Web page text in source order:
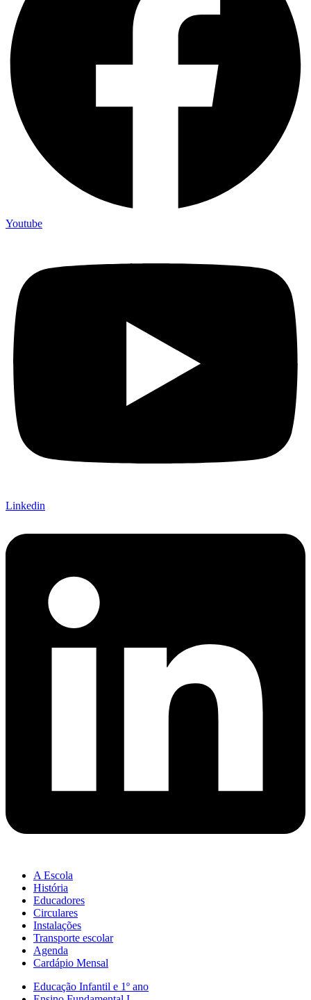
Youtube
Linkedin
A Escola
História
Educadores
Circulares
Instalações
Transporte escolar
Agenda
Cardápio Mensal
Educação Infantil e 1º ano